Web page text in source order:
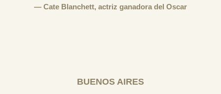
Cate Blanchett, actriz ganadora del Oscar
BUENOS AIRES